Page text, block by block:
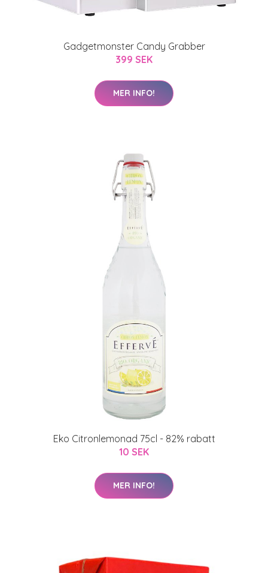
Gadgetmonster Candy Grabber
399 SEK
MER INFO!
Eko Citronlemonad 75cl - 82% rabatt
10 SEK
MER INFO!